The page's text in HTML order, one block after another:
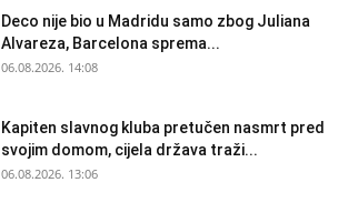
Deco nije bio u Madridu samo zbog Juliana
Alvareza, Barcelona sprema...
06.08.2026. 14:08
Kapiten slavnog kluba pretučen nasmrt pred
svojim domom, cijela država traži...
06.08.2026. 13:06